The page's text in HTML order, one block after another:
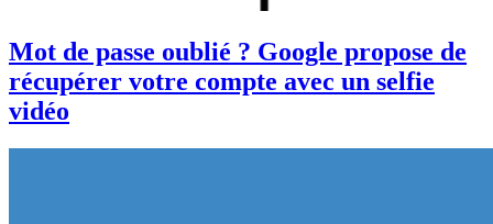
Mot de passe oublié ? Google propose de
récupérer votre compte avec un selfie
vidéo